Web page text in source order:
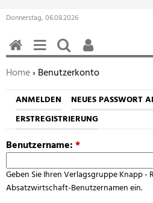
Donnerstag, 06.08.2026
Sie befinden sich hier:
Home› Benutzerkonto
ANMELDEN
NEUES PASSWORT
ERSTREGISTRIERUNG
Benutzername:*
Geben Sie Ihren Verlagsgruppe Knapp -
Absatzwirtschaft-Benutzernamen ein.
HOMEMENÜSUCHEN